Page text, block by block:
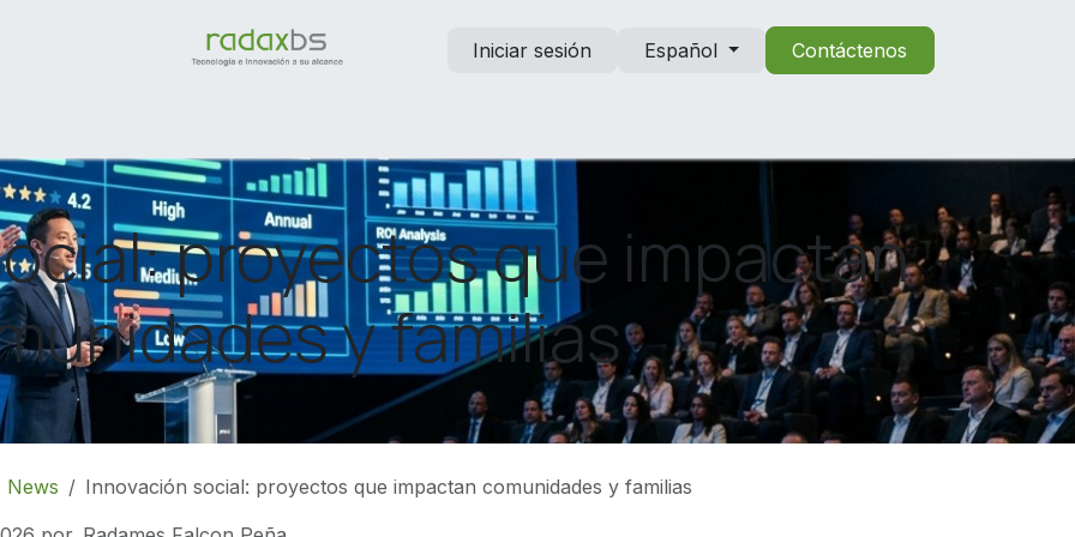
Iniciar sesión
Español Contáctenos
proyectos que impactan
y familias
News
Innovación social: proyectos que impactan comunidades y familias